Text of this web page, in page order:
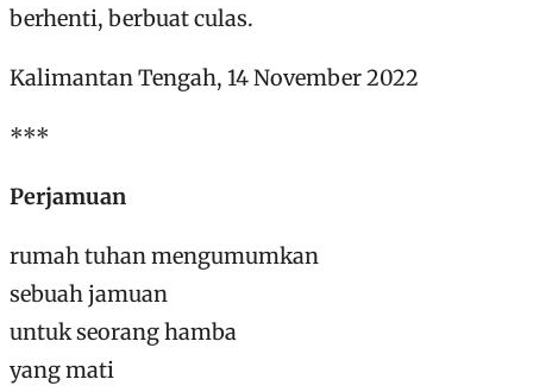
berhenti, berbuat culas.
Kalimantan Tengah, 14 November 2022
***
Perjamuan
rumah tuhan mengumumkan
sebuah jamuan
untuk seorang hamba
yang mati